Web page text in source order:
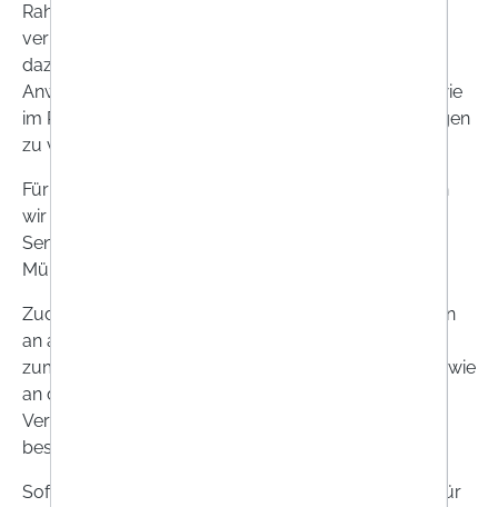
Rahmen der Auftragsverarbeitung erfolgen. Wir
verpflichten unsere Auftragsverarbeiter vertraglich
dazu, Ihre Daten ausschließlich im Rahmen unserer
Anweisungen zur Erfüllung der Verpflichtungen sowie
im Rahmen der geltenden Gesetze und Bestimmungen
zu verarbeiten.
Für die Abwicklung von Kundenbestellungen nutzen
wir den Anbieter Sendcloud, einen Dienst der
Sendcloud GmbH, Fürstenrieder Str. 70, 80686
München.
Zudem erfolgt eine Übermittlung von Zahlungsdaten
an abwickelnde Bankinstitute/Zahlungsdienstleister
zum Zweck der Abbuchung des Einkaufspreises, sowie
an das mit der Lieferung beauftragte
Versandunternehmen, soweit dies zur Lieferung
bestellter Waren erforderlich ist.
Sofern Sie die Bezahlung und den Austausch Ihrer für